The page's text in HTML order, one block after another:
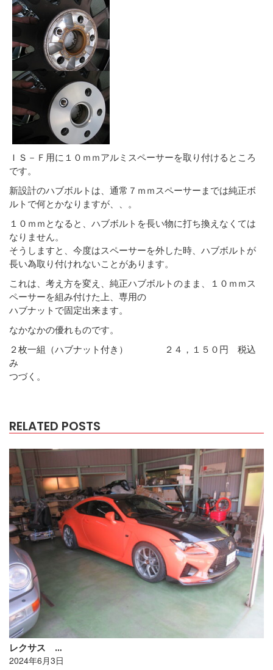
ＩＳ－Ｆ用に１０ｍｍアルミスペーサーを取り付けるところ
です。
新設計のハブボルトは、通常７ｍｍスペーサーまでは純正ボ
ルトで何とかなりますが、、。
１０ｍｍとなると、ハブボルトを長い物に打ち換えなくては
なりません。
そうしますと、今度はスペーサーを外した時、ハブボルトが
長い為取り付けれないことがあります。
これは、考え方を変え、純正ハブボルトのまま、１０ｍｍス
ペーサーを組み付けた上、専用の
ハブナットで固定出来ます。
なかなかの優れものです。
２枚一組（ハブナット付き） ２４，１５０円 税込
み
つづく。
RELATED POSTS
レクサス …
2024年6月3日